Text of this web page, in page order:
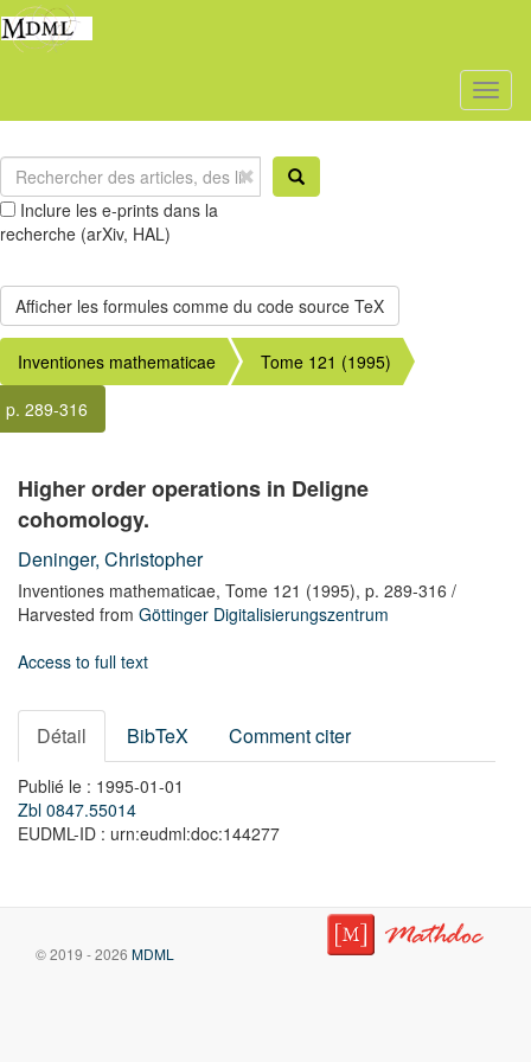
Inclure les e-prints dans la
recherche (arXiv, HAL)
Inventiones mathematicae
Tome 121 (1995)
p. 289-316
Higher order operations in Deligne
cohomology.
Deninger, Christopher
Inventiones mathematicae, Tome 121 (1995), p. 289-316 /
Harvested from Göttinger Digitalisierungszentrum
Access to full text
Détail BibTeX Comment citer
Publié le : 1995-01-01
Zbl 0847.55014
EUDML-ID : urn:eudml:doc:144277
© 2019 - 2026 MDML